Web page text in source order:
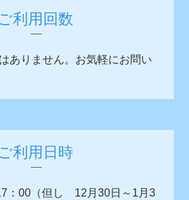
利用回数
ありません。お気軽にお問い
利用日時
：00（但し 12月30日～1月3